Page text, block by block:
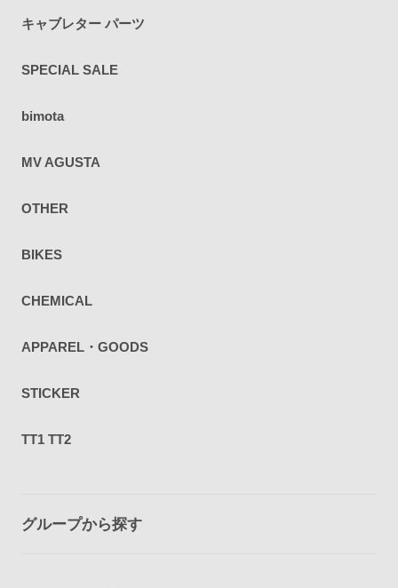
キャブレター パーツ
SPECIAL SALE
bimota
MV AGUSTA
OTHER
BIKES
CHEMICAL
APPAREL・GOODS
STICKER
TT1 TT2
グループから探す